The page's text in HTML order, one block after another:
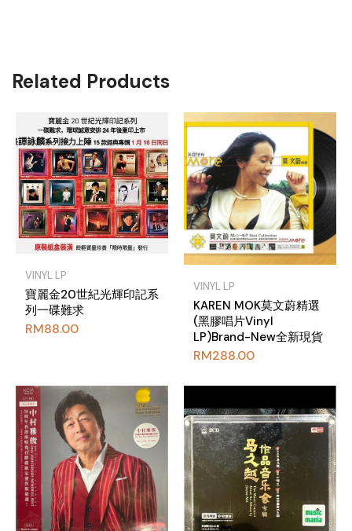
Related Products
VINYL LP
寶麗金20世紀光輝印記系
列一碟難求
RM88.00
VINYL LP
KAREN MOK莫文蔚精選
(黑膠唱片Vinyl
LP)Brand-New全新現貨
RM288.00